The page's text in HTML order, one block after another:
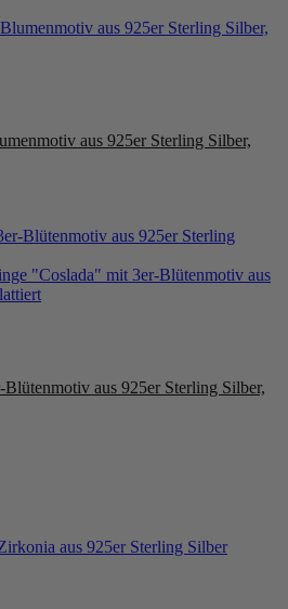
aus 925er Sterling Silber,
aus 925er Sterling Silber,